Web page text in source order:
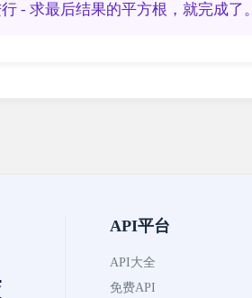
- 求最后结果的平方根，就完成了
API平台
API大全
免费API